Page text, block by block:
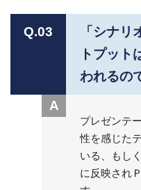
Q.03
「シナ
トプット
われるの
A
プレゼンテ
性を感じた
いる、もし
に反映され